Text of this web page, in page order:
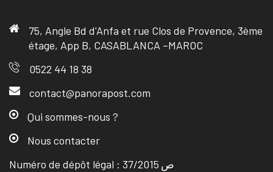
75, Angle Bd d'Anfa et rue Clos de Provence, 3ème
étage, App B, CASABLANCA –MAROC
0522 44 18 38
contact@panorapost.com
Qui sommes-nous ?
Nous contacter
Numéro de dépôt légal : ص 37/2015